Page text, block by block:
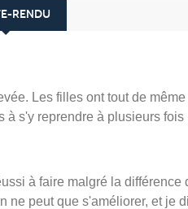
RENDU
Les filles ont tout de
s'y reprendre à plusieurs
à faire malgré la
peut que s'améliorer, et je